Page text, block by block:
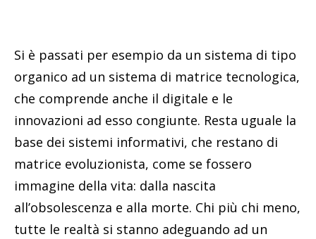
Si è passati per esempio da un sistema di tipo
organico ad un sistema di matrice tecnologica,
che comprende anche il digitale e le
innovazioni ad esso congiunte. Resta uguale la
base dei sistemi informativi, che restano di
matrice evoluzionista, come se fossero
immagine della vita: dalla nascita
all’obsolescenza e alla morte. Chi più chi meno,
tutte le realtà si stanno adeguando ad un